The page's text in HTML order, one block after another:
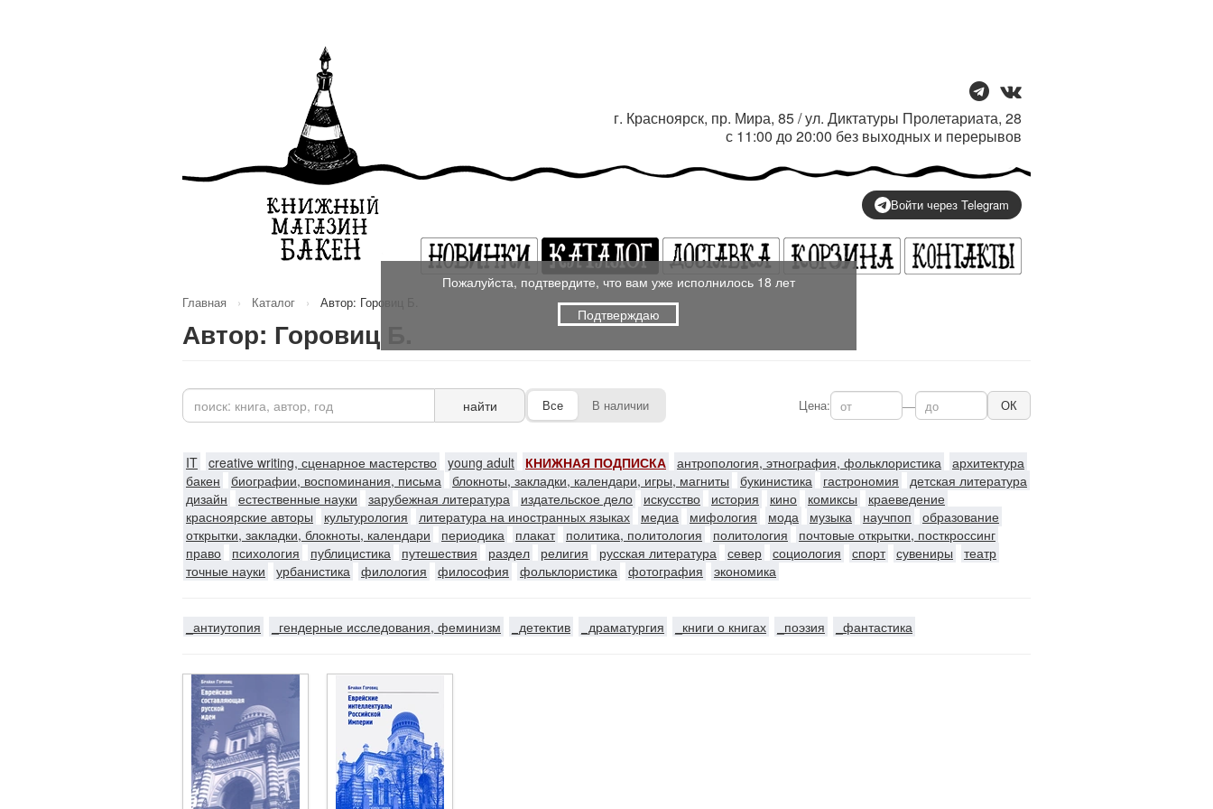
г. Красноярск, пр. Мира, 85 / ул. Диктатуры Пролетариата, 28
с 11:00 до 20:00 без выходных и перерывов
Войти через Telegram
Главная › Каталог › Автор: Горовиц Б.
Автор: Горовиц Б.
найти Все В наличии Цена: — ОК
IT creative writing, сценарное мастерство young adult КНИЖНАЯ ПОДПИСКА антропология, этнография, фольклористика архитектура
бакен
биографии, воспоминания, письма блокноты, закладки, календари, игры, магниты букинистика гастрономия
детская литература
дизайн
естественные науки зарубежная литература издательское дело искусство история кино комиксы
краеведение
красноярские авторы
культурология литература на иностранных языках медиа мифология мода музыка научпоп
образование
открытки, закладки, блокноты, календари
периодика плакат политика, политология политология
почтовые открытки, посткроссинг
право
психология публицистика путешествия раздел религия русская литература север социология спорт сувениры
театр
точные науки
урбанистика филология философия фольклористика фотография экономика
_антиутопия _гендерные исследования, феминизм _детектив _драматургия _книги о книгах _поэзия _фантастика
Пожалуйста, подтвердите, что вам уже исполнилось 18 лет
Подтверждаю